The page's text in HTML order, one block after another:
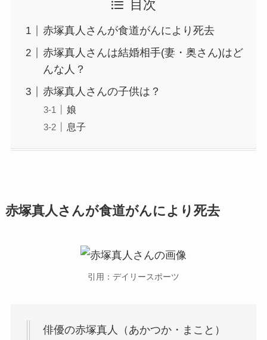
目次
赤塚真人さんが食道がんにより死去
赤塚真人さんは結婚相手(妻・奥さん)はど
んな人？
赤塚真人さんの子供は？
娘
息子
赤塚真人さんが食道がんにより死去
引用：デイリースポーツ
俳優の赤塚真人（あかつか・まこと）